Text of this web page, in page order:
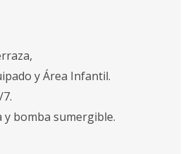
y Área Infantil.
y bomba sumergible.